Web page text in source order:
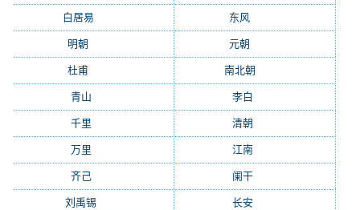
白居易 东风
明朝 元朝
杜甫 南北朝
青山 李白
千里 清朝
万里 江南(805)
齐己(781) 阑干(723)
刘禹锡 长安(695)